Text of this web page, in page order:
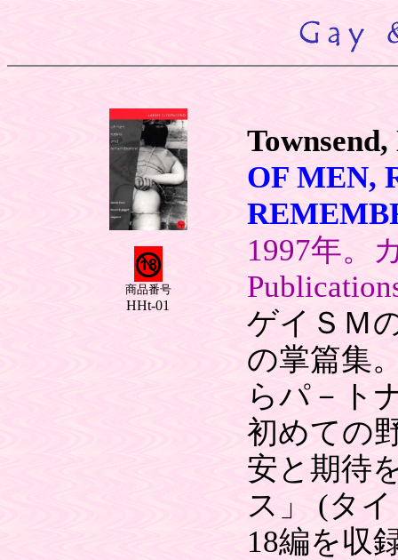
商品番号
HHt-01
OF MEN,
1997年。
ゲイＳＭ
の掌篇集
らパ－ト
初めての
安と期待
ス」 (タ
18編を収